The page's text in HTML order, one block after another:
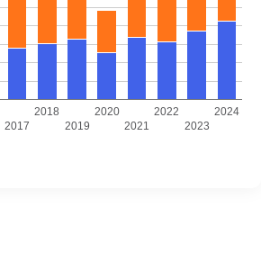
2017
2018
2019
2020
2021
2022
2023
2024